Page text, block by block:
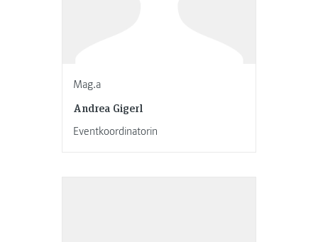
Mag.a
Andrea Gigerl
Eventkoordinatorin